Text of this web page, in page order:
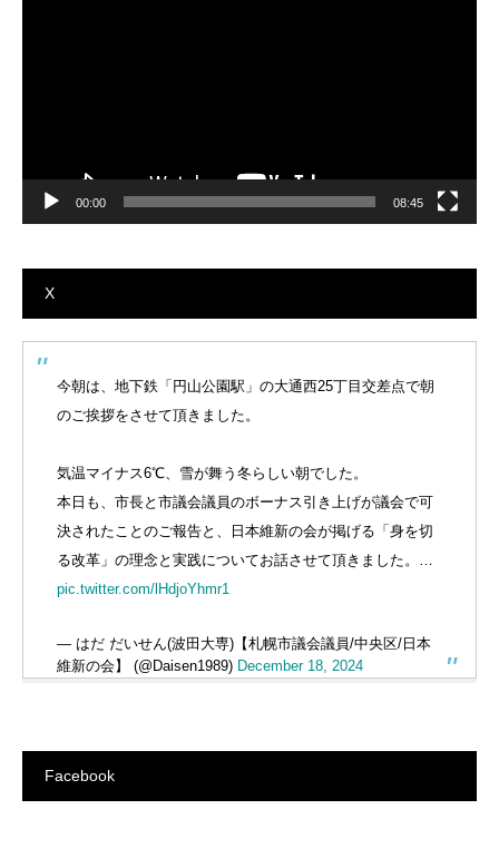
00:00 08:45
X
今朝は、地下鉄「円山公園駅」の大通西25丁目交差点で朝
のご挨拶をさせて頂きました。
気温マイナス6℃、雪が舞う冬らしい朝でした。
本日も、市長と市議会議員のボーナス引き上げが議会で可
決されたことのご報告と、日本維新の会が掲げる「身を切
る改革」の理念と実践についてお話させて頂きました。…
pic.twitter.com/lHdjoYhmr1
— はだ だいせん(波田大専)【札幌市議会議員/中央区/日本
維新の会】 (@Daisen1989) December 18, 2024
Facebook